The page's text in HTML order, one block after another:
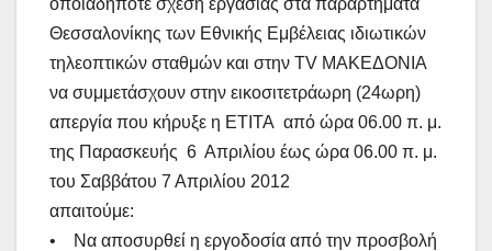
Θεσσαλονίκης των Εθνικής Εμβέλειας ιδιωτικών
τηλεοπτικών σταθμών και στην TV ΜΑΚΕΔΟΝΙΑ
να συμμετάσχουν στην εικοσιτετράωρη (24ωρη)
απεργία που κήρυξε η ΕΤΙΤΑ από ώρα 06.00 π. μ.
της Παρασκευής 6 Απριλίου έως ώρα 06.00 π. μ.
του Σαββάτου 7 Απριλίου 2012
απαιτούμε:
• Να αποσυρθεί η εργοδοσία από την προσβολή